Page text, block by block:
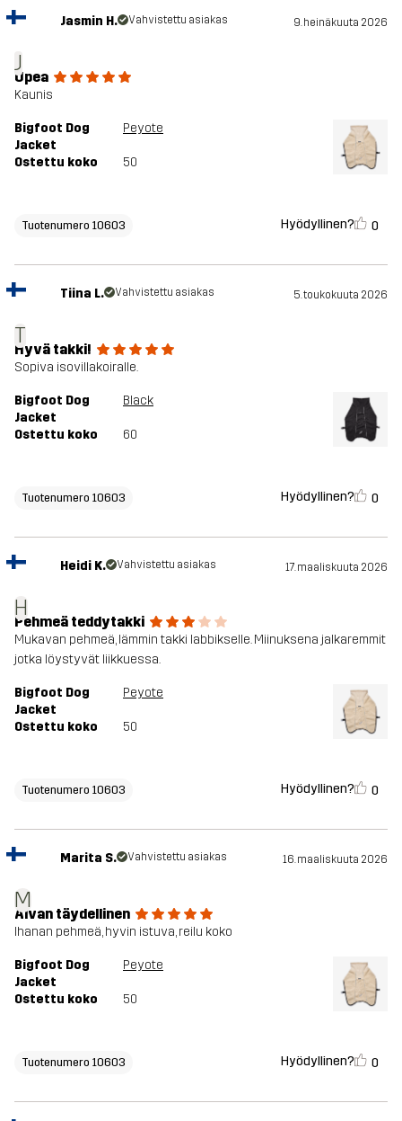
J
Jasmin H. Vahvistettu asiakas 9. heinäkuuta 2026
Upea
Kaunis
Bigfoot Dog
Jacket
Peyote
Ostettu koko 50
Tuotenumero 10603 Hyödyllinen? 0
T
Tiina L. Vahvistettu asiakas 5. toukokuuta 2026
Hyvä takki!
Sopiva isovillakoiralle.
Bigfoot Dog
Jacket
Black
Ostettu koko 60
Tuotenumero 10603 Hyödyllinen? 0
H
Heidi K. Vahvistettu asiakas 17. maaliskuuta 2026
Pehmeä teddytakki
Mukavan pehmeä, lämmin takki labbikselle. Miinuksena jalkaremmit
jotka löystyvät liikkuessa.
Bigfoot Dog
Jacket
Peyote
Ostettu koko 50
Tuotenumero 10603 Hyödyllinen? 0
M
Marita S. Vahvistettu asiakas 16. maaliskuuta 2026
Aivan täydellinen
Ihanan pehmeä, hyvin istuva, reilu koko
Bigfoot Dog
Jacket
Peyote
Ostettu koko 50
Tuotenumero 10603 Hyödyllinen? 0